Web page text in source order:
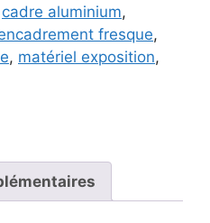
cadre aluminium,
fresque,
, matériel exposition,